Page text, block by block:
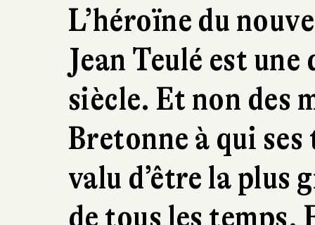
L’héroïne du
Jean Teulé est
siècle. Et non des
Bretonne à qui
valu d’être la plus
de tous les temps.